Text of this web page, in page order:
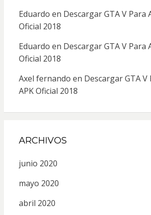
Eduardo en Descargar GTA V Para
Oficial 2018
Eduardo en Descargar GTA V Para
Oficial 2018
Axel fernando en Descargar GTA
APK Oficial 2018
ARCHIVOS
junio 2020
mayo 2020
abril 2020